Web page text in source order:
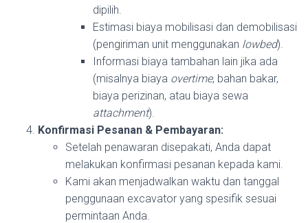
dipilih.
Estimasi biaya mobilisasi dan demobilisasi
(pengiriman unit menggunakan lowbed).
Informasi biaya tambahan lain jika ada
(misalnya biaya overtime, bahan bakar,
biaya perizinan, atau biaya sewa
attachment).
Konfirmasi Pesanan & Pembayaran:
Setelah penawaran disepakati, Anda dapat
melakukan konfirmasi pesanan kepada kami.
Kami akan menjadwalkan waktu dan tanggal
penggunaan excavator yang spesifik sesuai
permintaan Anda.